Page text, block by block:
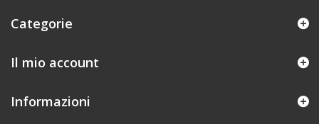
Categorie
Il mio account
Informazioni